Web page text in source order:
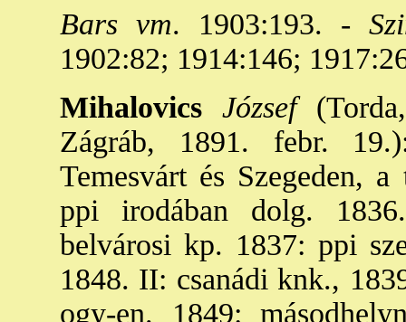
Bars vm. 1903:193. -
1902:82; 1914:146;
Mihalovics József
Zágráb, 1891. febr.
Temesvárt és Szegeden,
ppi irodában dolg.
belvárosi kp. 1837: ppi
1848. II: csanádi knk.,
ogy-en. 1849: